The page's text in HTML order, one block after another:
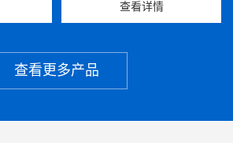
查看详情
查看更多产品